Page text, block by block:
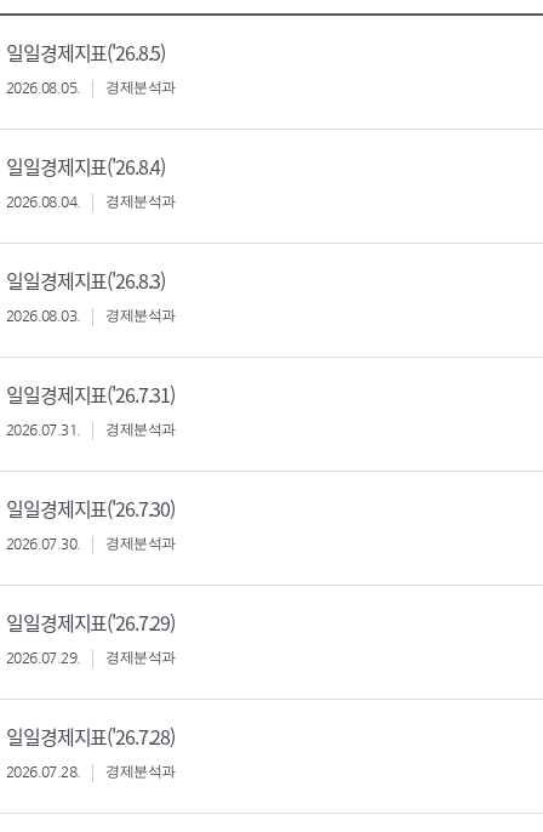
일일경제지표('26.8.5)
2026.08.05. 경제분석과
일일경제지표('26.8.4)
2026.08.04. 경제분석과
일일경제지표('26.8.3)
2026.08.03. 경제분석과
일일경제지표('26.7.31)
2026.07.31. 경제분석과
일일경제지표('26.7.30)
2026.07.30. 경제분석과
일일경제지표('26.7.29)
2026.07.29. 경제분석과
일일경제지표('26.7.28)
2026.07.28. 경제분석과